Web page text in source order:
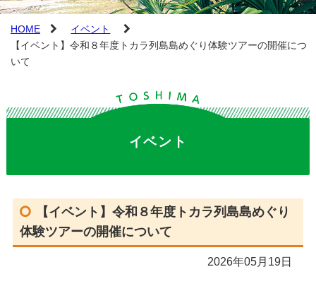
HOME
イベント
【イベント】令和８年度トカラ列島島めぐり体験ツアーの開催につ
いて
イベント
【イベント】令和８年度トカラ列島島めぐり
体験ツアーの開催について
2026年05月19日